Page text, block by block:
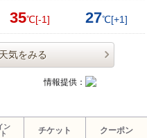
35℃[-1] 27℃[+1]
気をみる
情報提供：
ン
チケット クーポン